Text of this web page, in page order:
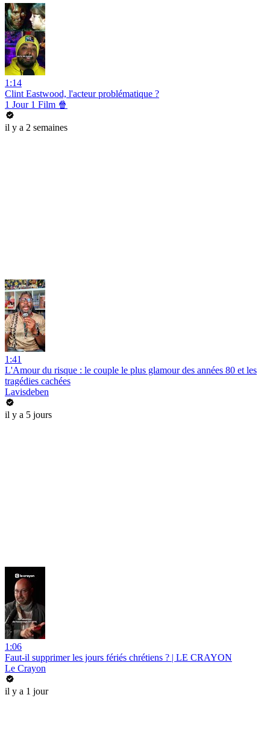
1:14
Clint Eastwood, l'acteur problématique ?
1 Jour 1 Film 🍿
il y a 2 semaines
1:41
L'Amour du risque : le couple le plus glamour des années 80 et les
tragédies cachées
Lavisdeben
il y a 5 jours
1:06
Faut-il supprimer les jours fériés chrétiens ? | LE CRAYON
Le Crayon
il y a 1 jour